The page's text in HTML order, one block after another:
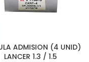
ADMISION (4 UNID)
LANCER 1.3 / 1.5